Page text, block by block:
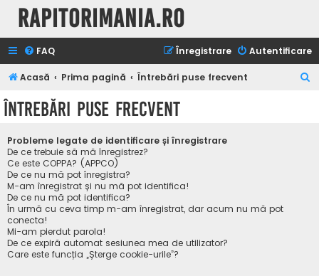
Rapitorimania.ro
FAQ Autentificare
Înregistrare
Acasă Prima pagină Întrebări puse frecvent
Întrebări puse frecvent
Probleme legate de identificare și înregistrare
De ce trebuie să mă înregistrez?
Ce este COPPA? (APPCO)
De ce nu mă pot înregistra?
M-am înregistrat și nu mă pot identifica!
De ce nu mă pot identifica?
În urmă cu ceva timp m-am înregistrat, dar acum nu mă pot
conecta!
Mi-am pierdut parola!
De ce expiră automat sesiunea mea de utilizator?
Care este funcția „Șterge cookie-urile”?